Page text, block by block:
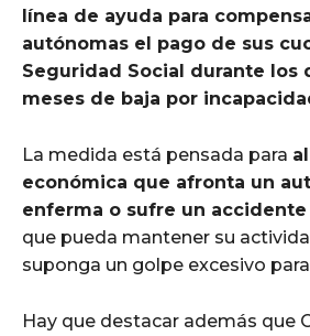
línea de ayuda para
autónomas el pago de sus
Seguridad Social durante los
meses de baja por
La medida está pensada para
económica que afronta un
enferma o sufre un accidente
que pueda mantener su
suponga un golpe excesivo
Hay que destacar además que